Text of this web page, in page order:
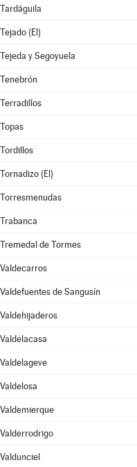
Tardáguila
Tejado (El)
Tejeda y Segoyuela
Tenebrón
Terradillos
Topas
Tordillos
Tornadizo (El)
Torresmenudas
Trabanca
Tremedal de Tormes
Valdecarros
Valdefuentes de Sangusín
Valdehijaderos
Valdelacasa
Valdelageve
Valdelosa
Valdemierque
Valderrodrigo
Valdunciel